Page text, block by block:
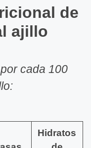
de
ajillo
cada 100
Hidratos